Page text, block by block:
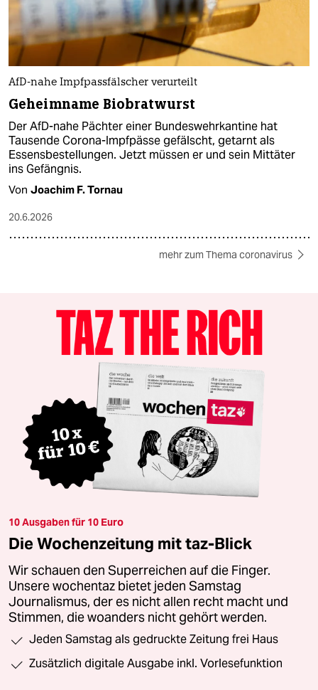
AfD-nahe Impfpassfälscher verurteilt
Geheimname Biobratwurst
Der AfD-nahe Pächter einer Bundeswehrkantine hat
Tausende Corona-Impfpässe gefälscht, getarnt als
Essensbestellungen. Jetzt müssen er und sein Mittäter
ins Gefängnis.
Von Joachim F. Tornau
20.6.2026
mehr zum Thema coronavirus
10 Ausgaben für 10 Euro
Die Wochenzeitung mit taz-Blick
Wir schauen den Superreichen auf die Finger.
Unsere wochentaz bietet jeden Samstag
Journalismus, der es nicht allen recht macht und
Stimmen, die woanders nicht gehört werden.
Jeden Samstag als gedruckte Zeitung frei Haus
Zusätzlich digitale Ausgabe inkl. Vorlesefunktion